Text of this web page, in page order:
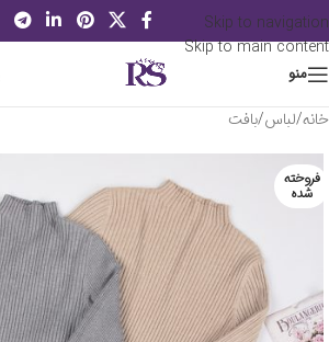
Skip to navigation
Skip to main content
منو
خانه/لباس/بافت
فروخته
شده